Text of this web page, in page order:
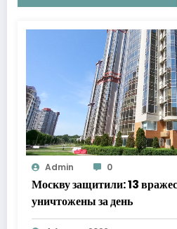
Admin 0
Москву защитили: 13
уничтожены за день